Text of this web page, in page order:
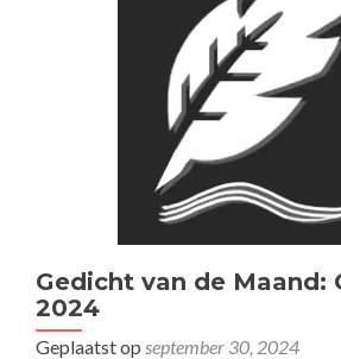
Gedicht van de Maand:
2024
Geplaatst op september 30, 2024